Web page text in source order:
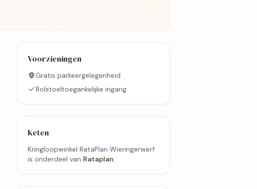
Voorzieningen
Gratis parkeergelegenheid
Rolstoeltoegankelijke ingang
Keten
Kringloopwinkel RataPlan Wieringerwerf
is onderdeel van Rataplan.